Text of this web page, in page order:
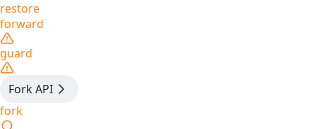
restore
forward
guard
Fork API
fork